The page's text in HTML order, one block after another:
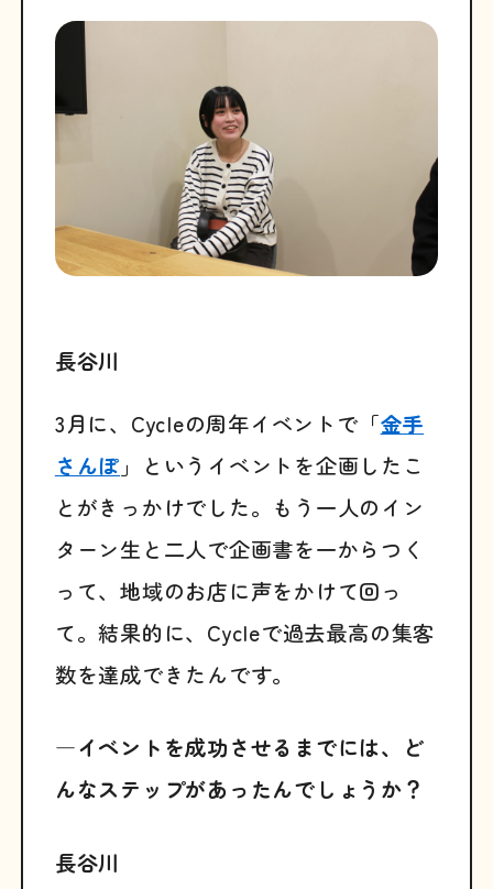
長谷川
3月に、Cycleの周年イベントで「金手
さんぽ 」というイベントを企画したこ
とがきっかけでした。もう一人のイン
ターン生と二人で企画書を一からつく
って、地域のお店に声をかけて回っ
て。結果的に、Cycleで過去最高の集客
数を達成できたんです。
―イベントを成功させるまでには、ど
んなステップがあったんでしょうか？
長谷川